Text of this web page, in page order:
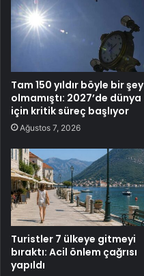
Tam 150 yıldır böyle bir şey
olmamıştı: 2027’de dünya
için kritik süreç başlıyor
Ağustos 7, 2026
Turistler 7 ülkeye gitmeyi
bıraktı: Acil önlem çağrısı
yapıldı